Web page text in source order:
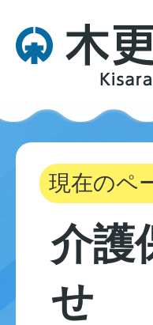
現在のペ
介護
せ